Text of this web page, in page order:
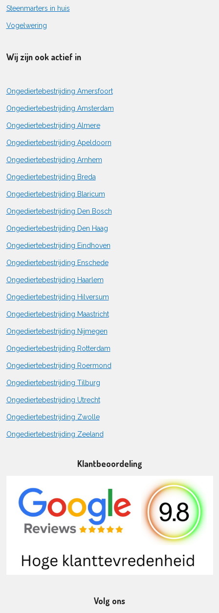
Steenmarters in huis
Vogelwering
Wij zijn ook actief in
Ongediertebestrijding Amersfoort
Ongediertebestrijding Amsterdam
Ongediertebestrijding Almere
Ongediertebestrijding Apeldoorn
Ongediertebestrijding Arnhem
Ongediertebestrijding Breda
Ongediertebestrijding Blaricum
Ongediertebestrijding Den Bosch
Ongediertebestrijding Den Haag
Ongediertebestrijding Eindhoven
Ongediertebestrijding Enschede
Ongediertebestrijding Haarlem
Ongediertebestrijding Hilversum
Ongediertebestrijding Maastricht
Ongediertebestrijding Nijmegen
Ongediertebestrijding Rotterdam
Ongediertebestrijding Roermond
Ongediertebestrijding Tilburg
Ongediertebestrijding Utrecht
Ongediertebestrijding Zwolle
Ongediertebestrijding Zeeland
Klantbeoordeling
Volg ons